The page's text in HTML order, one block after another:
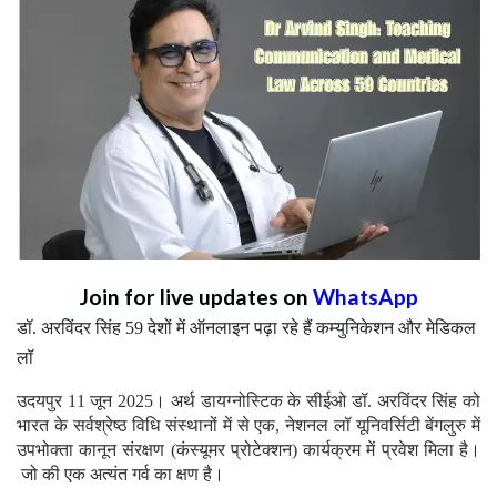
Join for live updates on WhatsApp
डॉ. अरविंदर सिंह 59 देशों में ऑनलाइन पढ़ा रहे हैं कम्युनिकेशन और मेडिकल
लॉ
उदयपुर 11 जून 2025। अर्थ डायग्नोस्टिक के सीईओ डॉ. अरविंदर सिंह को
भारत के सर्वश्रेष्ठ विधि संस्थानों में से एक, नेशनल लॉ यूनिवर्सिटी बेंगलुरु में
उपभोक्ता कानून संरक्षण (कंस्यूमर प्रोटेक्शन) कार्यक्रम में प्रवेश मिला है।
जो की एक अत्यंत गर्व का क्षण है।